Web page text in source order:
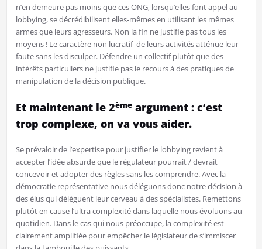
n’en demeure pas moins que ces ONG, lorsqu’elles font appel au
lobbying, se décrédibilisent elles-mêmes en utilisant les mêmes
armes que leurs agresseurs. Non la fin ne justifie pas tous les
moyens ! Le caractère non lucratif de leurs activités atténue leur
faute sans les disculper. Défendre un collectif plutôt que des
intérêts particuliers ne justifie pas le recours à des pratiques de
manipulation de la décision publique.
Et maintenant le 2èmeargument : c’est
trop complexe, on va vous aider.
Se prévaloir de l’expertise pour justifier le lobbying revient à
accepter l’idée absurde que le régulateur pourrait / devrait
concevoir et adopter des règles sans les comprendre. Avec la
démocratie représentative nous déléguons donc notre décision à
des élus qui délèguent leur cerveau à des spécialistes. Remettons
plutôt en cause l’ultra complexité dans laquelle nous évoluons au
quotidien. Dans le cas qui nous préoccupe, la complexité est
clairement amplifiée pour empêcher le législateur de s’immiscer